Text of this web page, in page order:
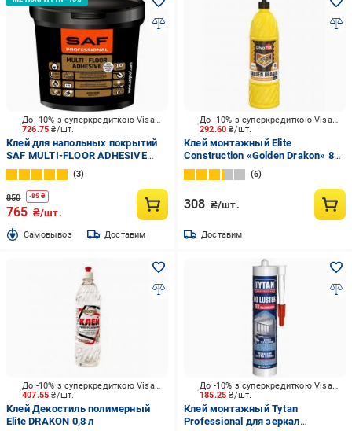
726.75₴/шт.
До -10% з суперкредиткою Visa Вигода
Клей для напольных покрытий
SAF MULTI-FLOOR ADHESIVE
бежевый 6кг
3
850 -85 ₴
765 ₴/шт.
Cамовывоз Доставим
292.60₴/шт.
До -10% з суперкредиткою Visa Вигода
Клей монтажный Elite
Construction «Golden Drakon» 800
мл 800 мл
6
308 ₴/шт.
Доставим
407.55₴/шт.
До -10% з суперкредиткою Visa Вигода
Клей Декостиль полимерный
Elite DRAKON 0,8 л
185.25₴/шт.
До -10% з суперкредиткою Visa Вигода
Клей монтажный Tytan
Professional для зеркал